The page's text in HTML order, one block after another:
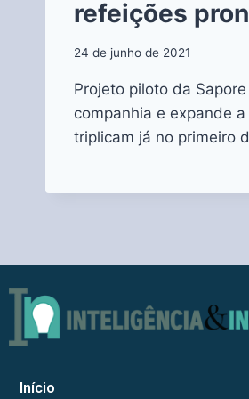
refeições
24 de junho de 2021
Projeto piloto da
companhia e expande
triplicam já no primeiro
Início